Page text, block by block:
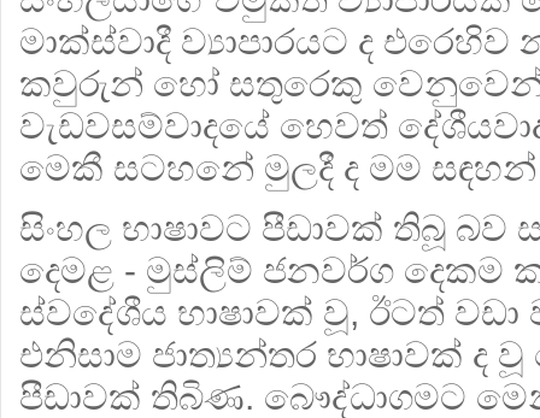
මාක්ස්වාදී ව්‍යාපාරයට ද එරෙහිව
කවුරුන් හෝ සතුරෙකු වෙනුවෙන්
වැඩවසම්වාදයේ හෙවත්
මෙකී සටහනේ මුලදී ද මම
සිංහල භාෂාවට පීඩාවක් තිබූ බව
දෙමළ - මුස්ලිම් ජනවර්ග දෙකම
ස්වදේශීය භාෂාවක් වූ, ඊටත් වඩා
එනිසාම ජාත්‍යන්තර භාෂාවක් ද වූ
පීඩාවක් තිබිණ. බෞද්ධාගමට